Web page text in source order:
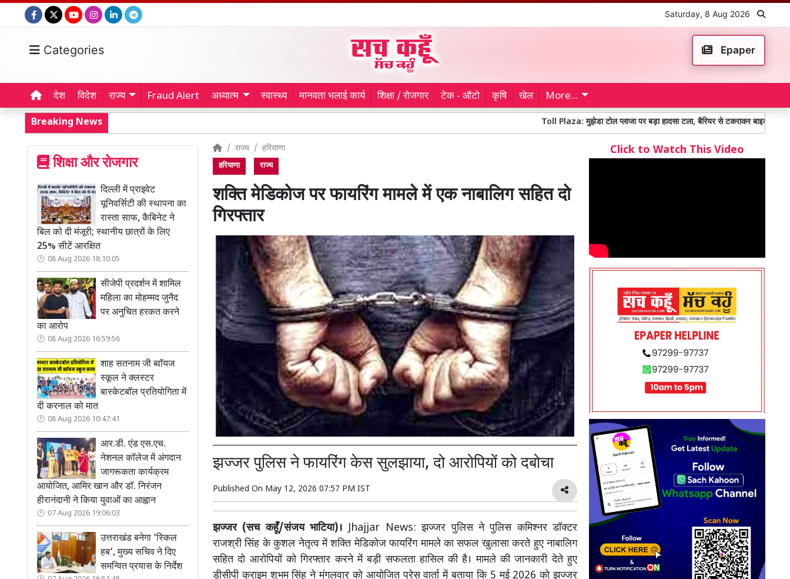
Saturday, 8 Aug 2026
Categories Epaper
देश विदेश राज्य Fraud Alert अध्यात्म स्वास्थ्य मानवता भलाई कार्य शिक्षा / रोजगार टेक - ऑटो कृषि खेल More...
Breaking News Toll Plaza: मुझेडा टोल प्लाजा पर बड़ा हादसा टला, बैरियर से टकराकर बाइक सवार घायल,
शिक्षा और रोजगार
दिल्ली में प्राइवेट
यूनिवर्सिटी की स्थापना का
रास्ता साफ, कैबिनेट ने
बिल को दी मंजूरी; स्थानीय छात्रों के लिए
25% सीटें आरक्षित
08 Aug 2026 18:10:05
सीजेपी प्रदर्शन में शामिल
महिला का मोहम्मद जुनैद
पर अनुचित हरकत करने
का आरोप
08 Aug 2026 16:59:56
शाह सतनाम जी ब्वॉयज
स्कूल ने क्लस्टर
बास्केटबॉल प्रतियोगिता में
दी करनाल को मात
08 Aug 2026 10:47:41
आर.डी. एंड एस.एच.
नेशनल कॉलेज में अंगदान
जागरूकता कार्यक्रम
आयोजित, आमिर खान और डॉ. निरंजन
हीरानंदानी ने किया युवाओं का आह्वान
07 Aug 2026 19:06:03
उत्तराखंड बनेगा ‘स्किल
हब’, मुख्य सचिव ने दिए
समन्वित प्रयास के निर्देश
राज्य हरियाणा
हरियाणा राज्य
शक्ति मेडिकोज पर फायरिंग मामले में एक नाबालिग सहित दो
गिरफ्तार
झज्जर पुलिस ने फायरिंग केस सुलझाया, दो आरोपियों को दबोचा
Published On May 12, 2026 07:57 PM IST
झज्जर (सच कहूँ/संजय भाटिया)। Jhajjar News: झज्जर पुलिस ने पुलिस कमिश्नर डॉक्टर
राजश्री सिंह के कुशल नेतृत्व में शक्ति मेडिकोज फायरिंग मामले का सफल खुलासा करते हुए नाबालिग
सहित दो आरोपियों को गिरफ्तार करने में बड़ी सफलता हासिल की है। मामले की जानकारी देते हुए
डीसीपी क्राइम शुभम सिंह ने मंगलवार को आयोजित प्रेस वार्ता में बताया कि 5 मई 2026 को झज्जर
Click to Watch This Video